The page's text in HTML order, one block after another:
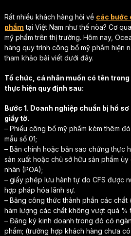
Rất nhiều khách hàng hỏi về các bước
phẩm tại Việt Nam như thế nòa? Cơ
mỹ phẩm trên thị trường. Hôm nay,
hàng quy trình công bố mỹ phẩm hiện
tham khảo bài viết dưới đây.
Tổ chức, cá nhân muốn có tên
thực hiện quy định sau:
Bước 1. Doanh nghiệp chuẩn bị hồ
giấy tờ.
– Phiếu công bố mỹ phẩm kèm thêm
mẫu số 01;
– Bản chính hoặc bản sao chứng thực
sản xuất hoặc chủ sở hữu sản phẩm
nhân (POA);
– giấy phép lưu hành tự do CFS được
hợp pháp hóa lãnh sự.
– Bảng công thức thành phần các chất
hàm lượng các chất không vượt quá %
– Đăng ký kinh doanh trong đó có
phẩm; (trường hợp khách hàng chưa